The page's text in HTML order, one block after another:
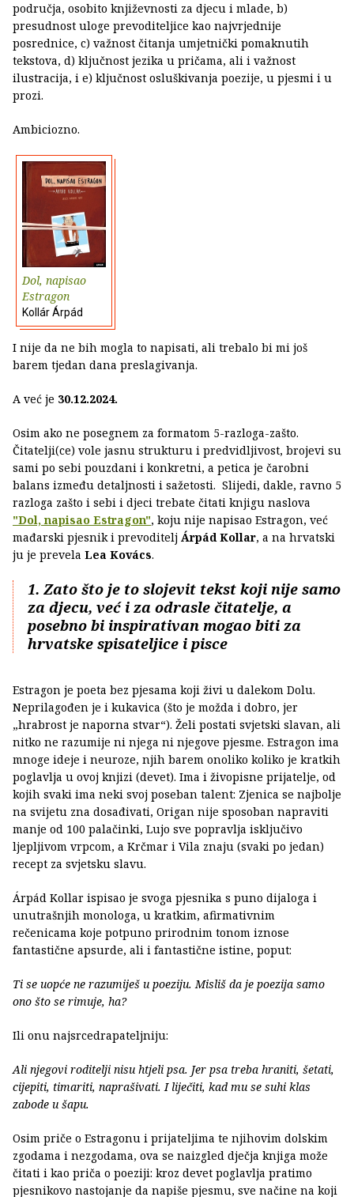
područja, osobito književnosti za djecu i mlade, b)
presudnost uloge prevoditeljice kao najvrjednije
posrednice, c) važnost čitanja umjetnički pomaknutih
tekstova, d) ključnost jezika u pričama, ali i važnost
ilustracija, i e) ključnost osluškivanja poezije, u pjesmi i u
prozi.
Ambiciozno.
Dol, napisao
Estragon
Kollár Árpád
I nije da ne bih mogla to napisati, ali trebalo bi mi još
barem tjedan dana preslagivanja.
A već je 30.12.2024.
Osim ako ne posegnem za formatom 5-razloga-zašto.
Čitatelji(ce) vole jasnu strukturu i predvidljivost, brojevi su
sami po sebi pouzdani i konkretni, a petica je čarobni
balans između detaljnosti i sažetosti. Slijedi, dakle, ravno 5
razloga zašto i sebi i djeci trebate čitati knjigu naslova
"Dol, napisao Estragon", koju nije napisao Estragon, već
mađarski pjesnik i prevoditelj Árpád Kollar, a na hrvatski
ju je prevela Lea Kovács.
1. Zato što je to slojevit tekst koji nije samo
za djecu, već i za odrasle čitatelje, a
posebno bi inspirativan mogao biti za
hrvatske spisateljice i pisce
Estragon je poeta bez pjesama koji živi u dalekom Dolu.
Neprilagođen je i kukavica (što je možda i dobro, jer
„hrabrost je naporna stvar“). Želi postati svjetski slavan, ali
nitko ne razumije ni njega ni njegove pjesme. Estragon ima
mnoge ideje i neuroze, njih barem onoliko koliko je kratkih
poglavlja u ovoj knjizi (devet). Ima i živopisne prijatelje, od
kojih svaki ima neki svoj poseban talent: Zjenica se najbolje
na svijetu zna dosađivati, Origan nije sposoban napraviti
manje od 100 palačinki, Lujo sve popravlja isključivo
ljepljivom vrpcom, a Krčmar i Vila znaju (svaki po jedan)
recept za svjetsku slavu.
Árpád Kollar ispisao je svoga pjesnika s puno dijaloga i
unutrašnjih monologa, u kratkim, afirmativnim
rečenicama koje potpuno prirodnim tonom iznose
fantastične apsurde, ali i fantastične istine, poput:
Ti se uopće ne razumiješ u poeziju. Misliš da je poezija samo
ono što se rimuje, ha?
Ili onu najsrcedrapateljniju:
Ali njegovi roditelji nisu htjeli psa. Jer psa treba hraniti, šetati,
cijepiti, timariti, naprašivati. I liječiti, kad mu se suhi klas
zabode u šapu.
Osim priče o Estragonu i prijateljima te njihovim dolskim
zgodama i nezgodama, ova se naizgled dječja knjiga može
čitati i kao priča o poeziji: kroz devet poglavlja pratimo
pjesnikovo nastojanje da napiše pjesmu, sve načine na koji